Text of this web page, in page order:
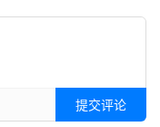
提交评论